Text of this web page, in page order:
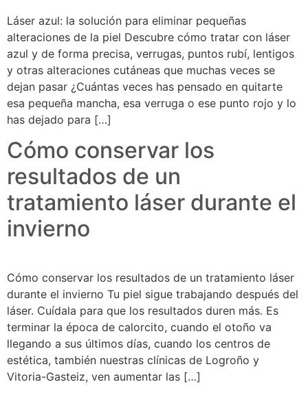
Láser azul: la solución para eliminar pequeñas
alteraciones de la piel Descubre cómo tratar con láser
azul y de forma precisa, verrugas, puntos rubí, lentigos
y otras alteraciones cutáneas que muchas veces se
dejan pasar ¿Cuántas veces has pensado en quitarte
esa pequeña mancha, esa verruga o ese punto rojo y lo
has dejado para […]
Cómo conservar los
resultados de un
tratamiento láser durante el
invierno
Cómo conservar los resultados de un tratamiento láser
durante el invierno Tu piel sigue trabajando después del
láser. Cuídala para que los resultados duren más. Es
terminar la época de calorcito, cuando el otoño va
llegando a sus últimos días, cuando los centros de
estética, también nuestras clínicas de Logroño y
Vitoria-Gasteiz, ven aumentar las […]